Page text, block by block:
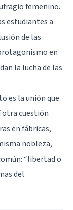
femenino.
estudiantes a
de las
en
la lucha de las
es la unión que
otra cuestión
en fábricas,
nobleza,
“libertad o
del